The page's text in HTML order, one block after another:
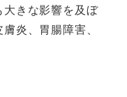
きな影響を及ぼ
炎、胃腸障害、